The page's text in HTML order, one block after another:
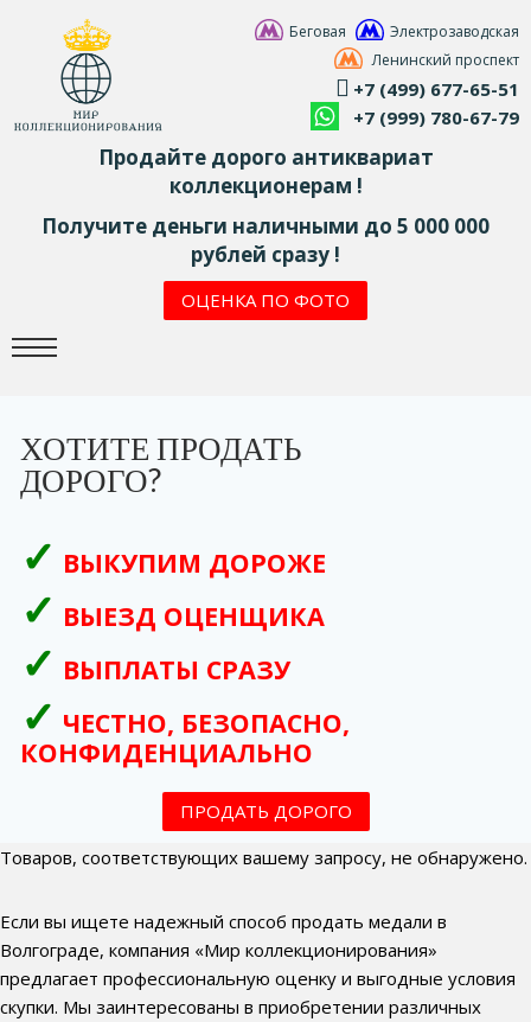
Беговая
Электрозаводская
Ленинский проспект
+7 (499) 677-65-51
+7 (999) 780-67-79
Продайте дорого антиквариат
коллекционерам !
Получите деньги наличными до 5 000 000
рублей сразу !
ОЦЕНКА ПО ФОТО
ХОТИТЕ ПРОДАТЬ
ДОРОГО?
ВЫКУПИМ ДОРОЖЕ
ВЫЕЗД ОЦЕНЩИКА
ВЫПЛАТЫ СРАЗУ
ЧЕСТНО, БЕЗОПАСНО,
КОНФИДЕНЦИАЛЬНО
ПРОДАТЬ ДОРОГО
Товаров, соответствующих вашему запросу, не обнаружено.
Если вы ищете надежный способ продать медали в
Волгограде, компания «Мир коллекционирования»
предлагает профессиональную оценку и выгодные условия
скупки. Мы заинтересованы в приобретении различных